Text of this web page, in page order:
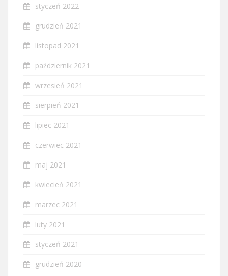
styczeń 2022
grudzień 2021
listopad 2021
październik 2021
wrzesień 2021
sierpień 2021
lipiec 2021
czerwiec 2021
maj 2021
kwiecień 2021
marzec 2021
luty 2021
styczeń 2021
grudzień 2020